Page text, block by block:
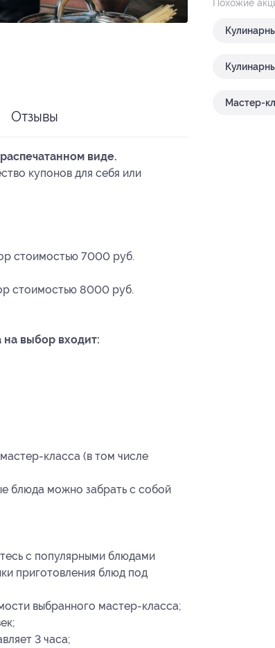
Похожие
Мастер-
Отзывы
виде.
купонов для себя или
стоимостью 7000 руб.
стоимостью 8000 руб.
выбор входит:
класса (в том числе
блюда можно забрать с собой
с популярными блюдами
приготовления блюд под
выбранного мастер-класса;
3 часа;